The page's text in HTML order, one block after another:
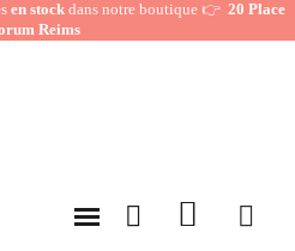
en stock dans notre boutique 👉20 Place
Reims